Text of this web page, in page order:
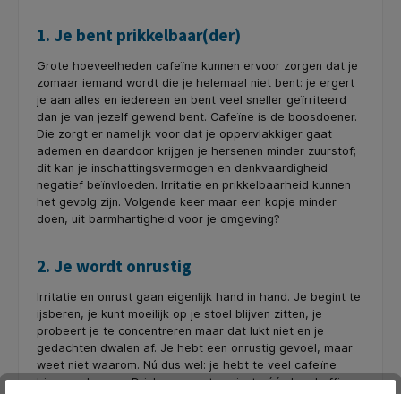
1. Je bent prikkelbaar(der)
Grote hoeveelheden cafeïne kunnen ervoor zorgen dat je
zomaar iemand wordt die je helemaal niet bent: je ergert
je aan alles en iedereen en bent veel sneller geïrriteerd
dan je van jezelf gewend bent. Cafeïne is de boosdoener.
Die zorgt er namelijk voor dat je oppervlakkiger gaat
ademen en daardoor krijgen je hersenen minder zuurstof;
dit kan je inschattingsvermogen en denkvaardigheid
negatief beïnvloeden. Irritatie en prikkelbaarheid kunnen
het gevolg zijn. Volgende keer maar een kopje minder
doen, uit barmhartigheid voor je omgeving?
2. Je wordt onrustig
Irritatie en onrust gaan eigenlijk hand in hand. Je begint te
ijsberen, je kunt moeilijk op je stoel blijven zitten, je
probeert je te concentreren maar dat lukt niet en je
gedachten dwalen af. Je hebt een onrustig gevoel, maar
weet niet waarom. Nú dus wel: je hebt te veel cafeïne
binnengekregen. Drink morgen tenminste één kop koffie